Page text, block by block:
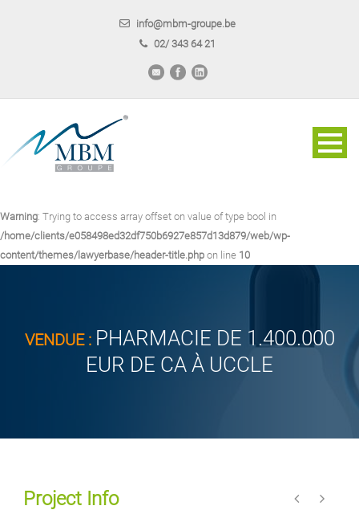
info@mbm-groupe.be
02/ 343 64 21
Warning: Trying to access array offset on value of type bool in
/home/clients/e058498ed32df750b6927e857d13d879/web/wp-
content/themes/lawyerbase/header-title.php on line 10
VENDUE : PHARMACIE DE 1.400.000
EUR DE CA À UCCLE
Project Info